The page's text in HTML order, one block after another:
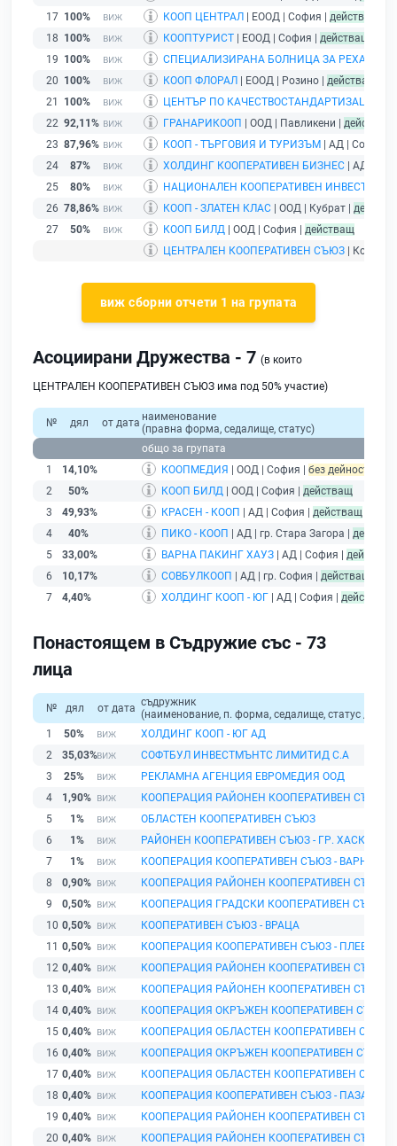
17 100% КООП ЦЕНТРАЛ | ЕООД | София | действащ
18 100% КООПТУРИСТ | ЕООД | София | действащ
19 100%
СПЕЦИАЛИЗИРАНА БОЛНИЦА ЗА
20 100% КООП ФЛОРАЛ | ЕООД | Розино | действащ
21
100%
ЦЕНТЪР ПО КАЧЕСТВОСТАНДАРТИЗАЦИЯ И
22 92,11% ГРАНАРИКООП | ООД | Павликени | действащ
23 87,96% КООП - ТЪРГОВИЯ И ТУРИЗЪМ | АД | София |
24
87% ХОЛДИНГ КООПЕРАТИВЕН БИЗНЕС | АД |
25
80%
НАЦИОНАЛЕН КООПЕРАТИВЕН
26 78,86% КООП - ЗЛАТЕН КЛАС | ООД | Кубрат |
27
50% КООП БИЛД | ООД | София | действащ
ЦЕНТРАЛЕН КООПЕРАТИВЕН СЪЮЗ |
виж сборни отчети 1 на групата
Асоциирани Дружества - 7 (в които
ЦЕНТРАЛЕН КООПЕРАТИВЕН СЪЮЗ има под 50% участие)
№ дял от дата наименование
(правна форма, седалище, статус)
общо за групата
1
14,10% КООПМЕДИЯ | ООД | София | без дейност -
2
50% КООП БИЛД | ООД | София | действащ
3
49,93% КРАСЕН - КООП | АД | София | действащ
4
40% ПИКО - КООП | АД | гр. Стара Загора |
5
33,00% ВАРНА ПАКИНГ ХАУЗ | АД | София | действащ
6
10,17% СОВБУЛКООП | АД | гр. София | действащ
7
4,40% ХОЛДИНГ КООП - ЮГ | АД | София | действащ
Понастоящем в Съдружие със - 73
лица
№ дял от дата съдружник
(наименование, п. форма, седалище, статус /
1
50%
ХОЛДИНГ КООП - ЮГ АД
2
35,03%
СОФТБУЛ ИНВЕСТМЪНТС ЛИМИТИД С.А
3
25%
РЕКЛАМНА АГЕНЦИЯ ЕВРОМЕДИЯ ООД
4
1,90%
КООПЕРАЦИЯ РАЙОНЕН КООПЕРАТИВЕН СЪЮЗ -
5
1%
ОБЛАСТЕН КООПЕРАТИВЕН СЪЮЗ
6
1%
РАЙОНЕН КООПЕРАТИВЕН СЪЮЗ - ГР. ХАСКОВО
7
1%
КООПЕРАЦИЯ КООПЕРАТИВЕН СЪЮЗ - ВАРНА
8
0,90%
КООПЕРАЦИЯ РАЙОНЕН КООПЕРАТИВЕН СЪЮЗ
9
0,50%
КООПЕРАЦИЯ ГРАДСКИ КООПЕРАТИВЕН СЪЮЗ -
10 0,50%
КООПЕРАТИВЕН СЪЮЗ - ВРАЦА
11 0,50%
КООПЕРАЦИЯ КООПЕРАТИВЕН СЪЮЗ - ПЛЕВЕН
12 0,40%
КООПЕРАЦИЯ РАЙОНЕН КООПЕРАТИВЕН СЪЮЗ
13 0,40%
КООПЕРАЦИЯ РАЙОНЕН КООПЕРАТИВЕН СЪЮЗ
14 0,40%
КООПЕРАЦИЯ ОКРЪЖЕН КООПЕРАТИВЕН СЪЮЗ
15 0,40%
КООПЕРАЦИЯ ОБЛАСТЕН КООПЕРАТИВЕН СЪЮЗ
16 0,40%
КООПЕРАЦИЯ ОКРЪЖЕН КООПЕРАТИВЕН СЪЮЗ
17 0,40%
КООПЕРАЦИЯ ОБЛАСТЕН КООПЕРАТИВЕН СЪЮЗ
18 0,40%
КООПЕРАЦИЯ КООПЕРАТИВЕН СЪЮЗ -
19 0,40%
КООПЕРАЦИЯ РАЙОНЕН КООПЕРАТИВЕН СЪЮЗ
20 0,40%
КООПЕРАЦИЯ РАЙОНЕН КООПЕРАТИВЕН СЪЮЗ